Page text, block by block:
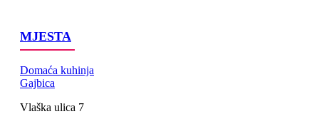
MJESTA
Domaća kuhinja
Gajbica
Vlaška ulica 7